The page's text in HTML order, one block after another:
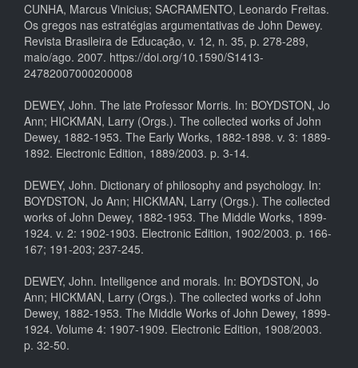
CUNHA, Marcus Vinicius; SACRAMENTO, Leonardo Freitas.
Os gregos nas estratégias argumentativas de John Dewey.
Revista Brasileira de Educação, v. 12, n. 35, p. 278-289,
maio/ago. 2007. https://doi.org/10.1590/S1413-
24782007000200008
DEWEY, John. The late Professor Morris. In: BOYDSTON, Jo
Ann; HICKMAN, Larry (Orgs.). The collected works of John
Dewey, 1882-1953. The Early Works, 1882-1898. v. 3: 1889-
1892. Electronic Edition, 1889/2003. p. 3-14.
DEWEY, John. Dictionary of philosophy and psychology. In:
BOYDSTON, Jo Ann; HICKMAN, Larry (Orgs.). The collected
works of John Dewey, 1882-1953. The Middle Works, 1899-
1924. v. 2: 1902-1903. Electronic Edition, 1902/2003. p. 166-
167; 191-203; 237-245.
DEWEY, John. Intelligence and morals. In: BOYDSTON, Jo
Ann; HICKMAN, Larry (Orgs.). The collected works of John
Dewey, 1882-1953. The Middle Works of John Dewey, 1899-
1924. Volume 4: 1907-1909. Electronic Edition, 1908/2003.
p. 32-50.